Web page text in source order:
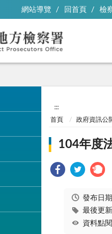
網站導覽 回首頁 檢
:::
首頁 政府資訊公
104年度
發布日
最後更
資料點